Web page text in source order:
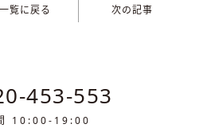
一覧に戻る 次の記事
453-553
10:00-19:00